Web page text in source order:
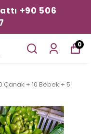
+90 506
0
Çanak + 10 Bebek + 5